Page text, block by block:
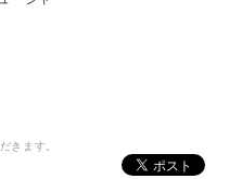
きます。